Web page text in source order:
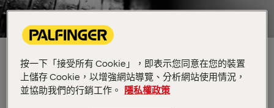
清晰、客观、值得信赖。我的管理与合规。
治理与合规
尊重是不容妥协的。信任不会凭空而来，而是我们共同建
按一下「接受所有 Cookie」，即表示您同意在您的裝置
上儲存 Cookie，以增強網站導覽、分析網站使用情況，
並協助我們的行銷工作。 隱私權政策